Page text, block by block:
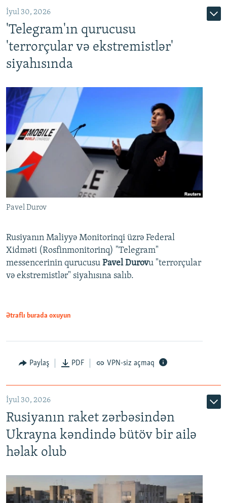
İyul 30, 2026
'Telegram'ın qurucusu
'terrorçular və ekstremistlər'
siyahısında
Pavel Durov
Rusiyanın Maliyyə Monitorinqi üzrə Federal
Xidməti (Rosfinmonitorinq) "Telegram"
messencerinin qurucusu Pavel Durovu "terrorçular
və ekstremistlər" siyahısına salıb.
Ətraflı burada oxuyun
Paylaş PDF VPN-siz açmaq
İyul 30, 2026
Rusiyanın raket zərbəsindən
Ukrayna kəndində bütöv bir ailə
həlak olub